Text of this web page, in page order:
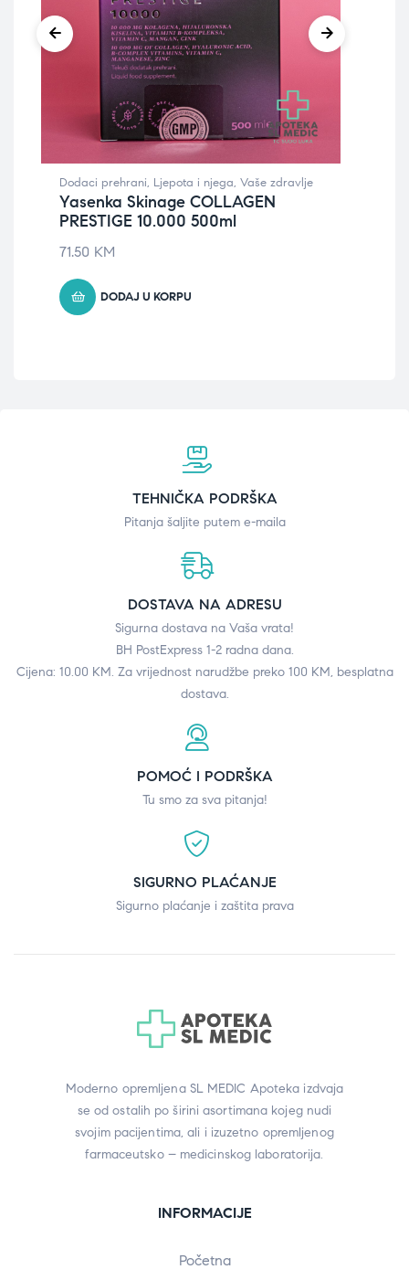
Dodaci prehrani, Ljepota i njega, Vaše zdravlje
Yasenka Skinage COLLAGEN
PRESTIGE 10.000 500ml
71.50 KM
DODAJ U KORPU
TEHNIČKA PODRŠKA
Pitanja šaljite putem e-maila
DOSTAVA NA ADRESU
Sigurna dostava na Vaša vrata!
BH PostExpress 1-2 radna dana.
Cijena: 10.00 KM. Za vrijednost narudžbe preko 100 KM, besplatna
dostava.
POMOĆ I PODRŠKA
Tu smo za sva pitanja!
SIGURNO PLAĆANJE
Sigurno plaćanje i zaštita prava
Moderno opremljena SL MEDIC Apoteka izdvaja
se od ostalih po širini asortimana kojeg nudi
svojim pacijentima, ali i izuzetno opremljenog
farmaceutsko – medicinskog laboratorija.
INFORMACIJE
Početna